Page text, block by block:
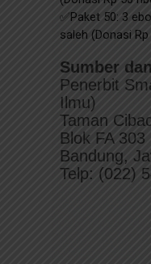
Sumber
Penerbit
Ilmu)
Taman
Blok FA 303
Bandung,
Telp: (022)